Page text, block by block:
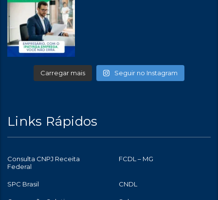
Carregar mais Seguir no Instagram
Links Rápidos
Consulta CNPJ Receita
Federal
FCDL – MG
SPC Brasil CNDL